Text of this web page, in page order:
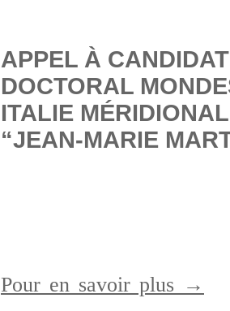
APPEL À
DOCTORAL
ITALIE
“JEAN-MARIE
Pour en savoir plus →